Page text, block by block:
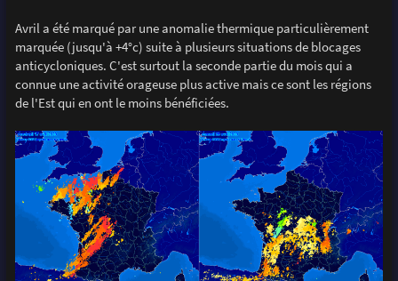
Avril a été marqué par une anomalie thermique particulièrement
marquée (jusqu'à +4°c) suite à plusieurs situations de blocages
anticycloniques. C'est surtout la seconde partie du mois qui a
connue une activité orageuse plus active mais ce sont les régions
de l'Est qui en ont le moins bénéficiées.